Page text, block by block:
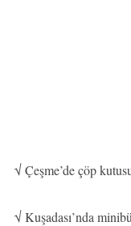
√ Çeşme’de çöp
√ Kuşadası’nda